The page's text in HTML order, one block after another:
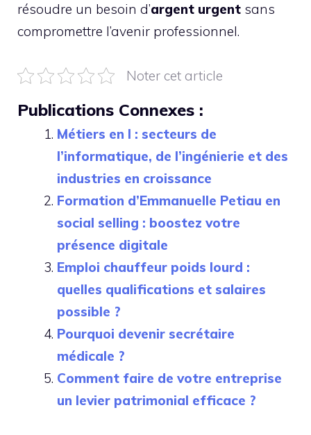
résoudre un besoin d’argent urgent sans
compromettre l’avenir professionnel.
Noter cet article
Publications Connexes :
Métiers en I : secteurs de
l’informatique, de l’ingénierie et des
industries en croissance
Formation d’Emmanuelle Petiau en
social selling : boostez votre
présence digitale
Emploi chauffeur poids lourd :
quelles qualifications et salaires
possible ?
Pourquoi devenir secrétaire
médicale ?
Comment faire de votre entreprise
un levier patrimonial efficace ?